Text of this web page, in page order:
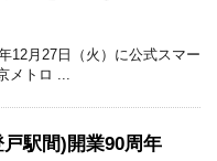
12月27日（火）に公式スマー
メトロ ...
駅間)開業90周年